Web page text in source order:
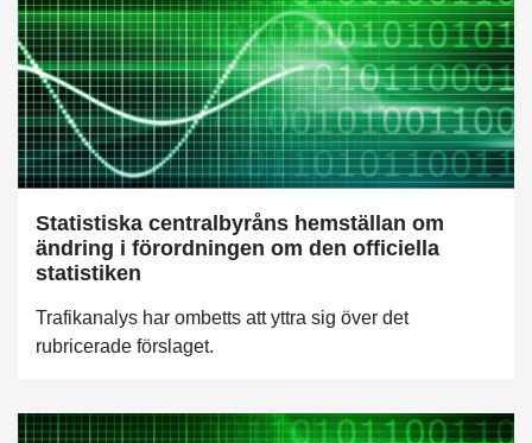
Statistiska centralbyråns hemställan om
ändring i förordningen om den officiella
statistiken
Trafikanalys har ombetts att yttra sig över det
rubricerade förslaget.